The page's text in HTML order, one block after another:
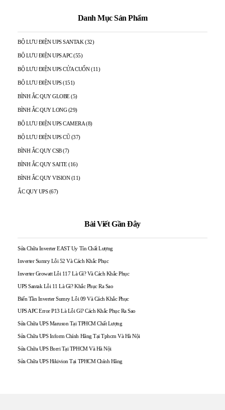
Danh Mục Sản Phẩm
BỘ LƯU ĐIỆN UPS SANTAK (32)
BỘ LƯU ĐIỆN UPS APC (55)
BỘ LƯU ĐIỆN UPS CỬA CUỐN (11)
BỘ LƯU ĐIỆN UPS (151)
BÌNH ẮC QUY GLOBE (5)
BÌNH ẮC QUY LONG (29)
BỘ LƯU ĐIỆN UPS CAMERA (8)
BỘ LƯU ĐIỆN UPS CŨ (37)
BÌNH ẮC QUY CSB (7)
BÌNH ẮC QUY SAITE (16)
BÌNH ẮC QUY VISION (11)
ẮC QUY UPS (67)
Bài Viết Gần Đây
Sửa Chữa Inverter EAST Uy Tín Chất Lượng
Inverter Sumry Lỗi 52 Và Cách Khắc Phục
Inverter Growatt Lỗi 117 Là Gì? Và Cách Khắc Phục
UPS Santak Lỗi 11 Là Gì? Khắc Phục Ra Sao
Biến Tần Inverter Sumry Lỗi 09 Và Cách Khắc Phục
UPS APC Error P13 Là Lỗi Gì? Cách Khắc Phục Ra Sao
Sửa Chữa UPS Maruson Tại TPHCM Chất Lượng
Sửa Chữa UPS Inform Chính Hãng Tại Tphcm Và Hà Nội
Sửa Chữa UPS Borri Tại TPHCM Và Hà Nội
Sửa Chữa UPS Hikivion Tại TPHCM Chính Hãng